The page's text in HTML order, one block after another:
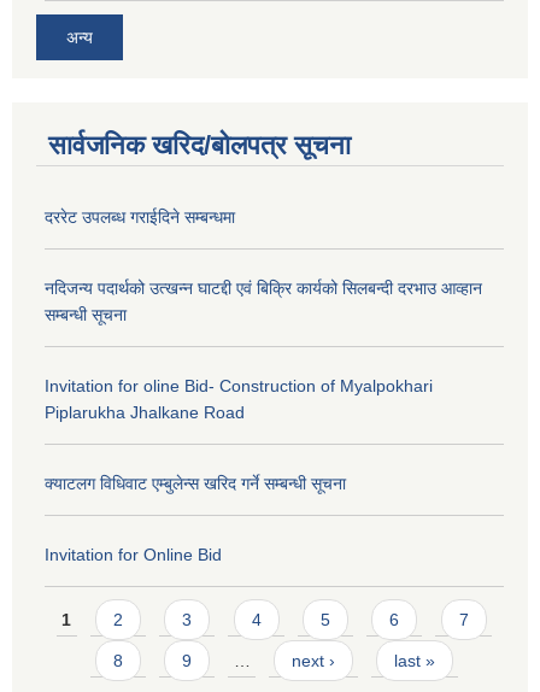
अन्य
सार्वजनिक खरिद/बोलपत्र सूचना
दररेट उपलब्ध गराईदिने सम्बन्धमा
नदिजन्य पदार्थको उत्खन्न घाटद्दी एवं बिक्रि कार्यको सिलबन्दी दरभाउ आव्हान
सम्बन्धी सूचना
Invitation for oline Bid- Construction of Myalpokhari
Piplarukha Jhalkane Road
क्याटलग विधिवाट एम्बुलेन्स खरिद गर्ने सम्बन्धी सूचना
Invitation for Online Bid
Pages
1 2 3 4 5 6 7
8 9 … next › last »